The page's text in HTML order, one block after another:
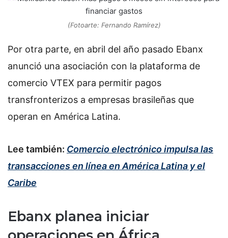
(Fotoarte: Fernando Ramírez)
Por otra parte, en abril del año pasado Ebanx
anunció una asociación con la plataforma de
comercio VTEX para permitir pagos
transfronterizos a empresas brasileñas que
operan en América Latina.
Lee también: Comercio electrónico impulsa las
transacciones en línea en América Latina y el
Caribe
Ebanx planea iniciar